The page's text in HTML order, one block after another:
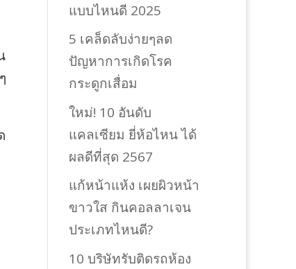
แบบไหนดี 2025
5 เคล็ดลับง่ายๆลด
ปัญหาการเกิดโรค
กระดูกเสื่อม
ใหม่! 10 อันดับ
แคลเซียม ยี่ห้อไหน ได้
ผลดีที่สุด 2567
แก้หน้าแห้ง เผยผิวหน้า
ขาวใส กินคอลลาเจน
ประเภทไหนดี?
10 บริษัทรับติดรถห้อง